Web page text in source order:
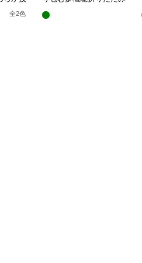
全2色